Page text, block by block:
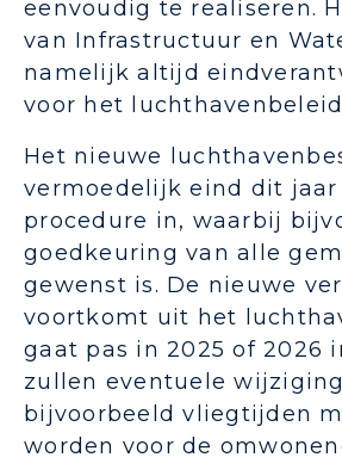
eenvoudig te realiseren.
van Infrastructuur en
namelijk altijd
voor het
Het nieuwe
vermoedelijk eind dit
procedure in, waarbij
goedkeuring van alle
gewenst is. De nieuwe
voortkomt uit het
gaat pas in 2025 of 2026
zullen eventuele
bijvoorbeeld vliegtijden
worden voor de